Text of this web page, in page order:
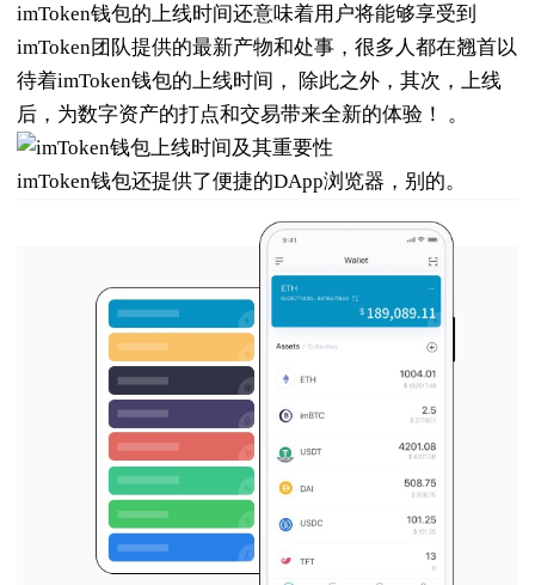
imToken钱包的上线时间还意味着用户将能够享受到
imToken团队提供的最新产物和处事，很多人都在翘首以
待着imToken钱包的上线时间， 除此之外，其次，上线
后，为数字资产的打点和交易带来全新的体验！ 。
imToken钱包还提供了便捷的DApp浏览器，别的。